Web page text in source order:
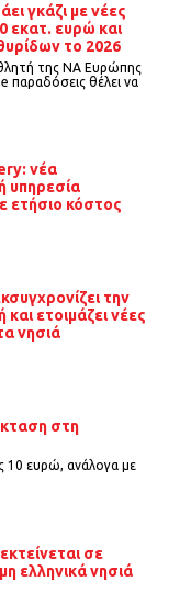
γκάζι με νέες
εκατ. ευρώ και
το 2026
της ΝΑ Ευρώπης
παραδόσεις θέλει να
νέα
υπηρεσία
ετήσιο κόστος
την
ετοιμάζει νέες
νησιά
στη
10 ευρώ, ανάλογα με
σε
ελληνικά νησιά